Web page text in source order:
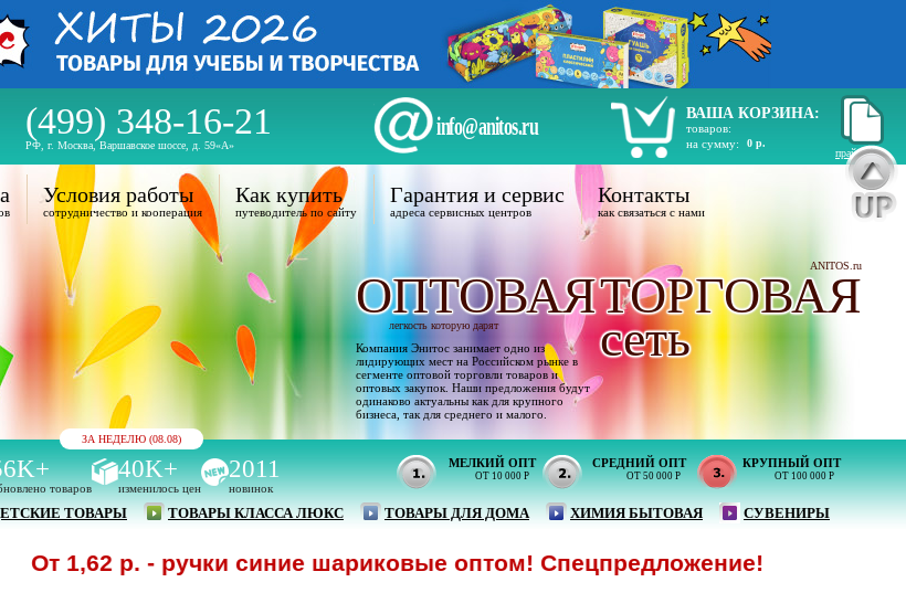
(499) 348-16-21
РФ, г. Москва, Варшавское шоссе, д. 59«А»
info@anitos.ru
ВАША КОРЗИНА:
товаров:
на сумму:
0 р.
прайс лист
ЗА НЕДЕЛЮ (08.08)
товаров
40K+
изменилось цен
2011
новинок
МЕЛКИЙ ОПТ
ОТ 10 000 Р
СРЕДНИЙ ОПТ
ОТ 50 000 Р
КРУПНЫЙ ОПТ
ОТ 100 000 Р
ТОВАРЫ ТОВАРЫ КЛАССА ЛЮКС ТОВАРЫ ДЛЯ ДОМА ХИМИЯ БЫТОВАЯ СУВЕНИРЫ
Условия работы
сотрудничество и кооперация
Как купить
путеводитель по сайту
Гарантия и сервис
адреса сервисных центров
Контакты
как связаться с нами
ANITOS.ru
ОПТОВАЯТОРГОВАЯ
легкость которую дарят
Компания Энитос занимает одно из
лидирующих мест на Российском рынке в
сегменте оптовой торговли товаров и
оптовых закупок. Наши предложения будут
одинаково актуальны как для крупного
бизнеса, так для среднего и малого.
сеть
р. - ручки синие шариковые оптом! Спецпредложение!